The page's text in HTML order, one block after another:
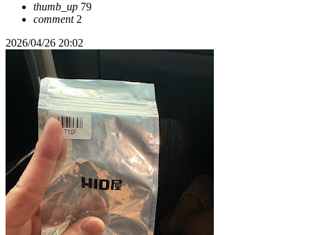
thumb_up 79
comment2
2026/04/26 20:02